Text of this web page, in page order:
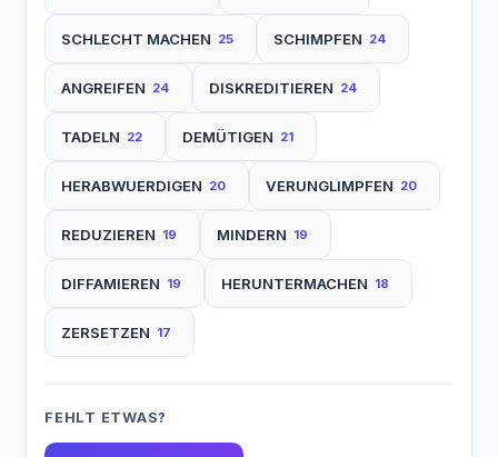
SCHLECHT MACHEN 25 SCHIMPFEN 24
ANGREIFEN 24 DISKREDITIEREN 24
TADELN 22 DEMÜTIGEN 21
HERABWUERDIGEN 20 VERUNGLIMPFEN 20
REDUZIEREN 19 MINDERN 19
DIFFAMIEREN 19 HERUNTERMACHEN 18
ZERSETZEN 17
FEHLT ETWAS?